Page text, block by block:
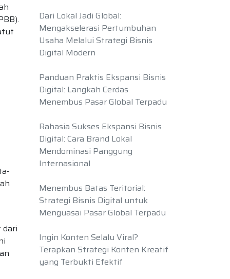
dari
Dari Lokal Jadi Global:
Mengakselerasi Pertumbuhan
Usaha Melalui Strategi Bisnis
Digital Modern
Panduan Praktis Ekspansi Bisnis
Digital: Langkah Cerdas
Menembus Pasar Global Terpadu
Rahasia Sukses Ekspansi Bisnis
Digital: Cara Brand Lokal
Mendominasi Panggung
Internasional
Menembus Batas Teritorial:
Strategi Bisnis Digital untuk
Menguasai Pasar Global Terpadu
Ingin Konten Selalu Viral?
Terapkan Strategi Konten Kreatif
yang Terbukti Efektif